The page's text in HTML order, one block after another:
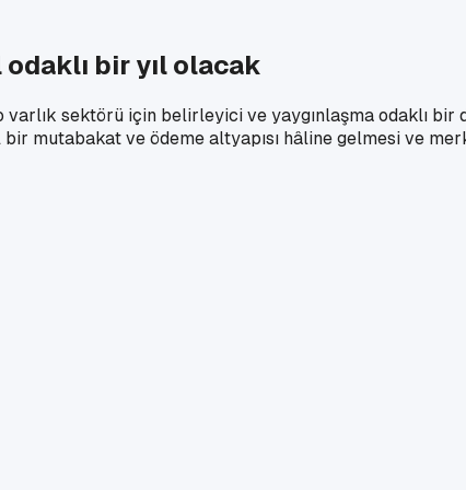
bir yıl olacak
sektörü için belirleyici ve yaygınlaşma odaklı bir
mutabakat ve ödeme altyapısı hâline gelmesi ve